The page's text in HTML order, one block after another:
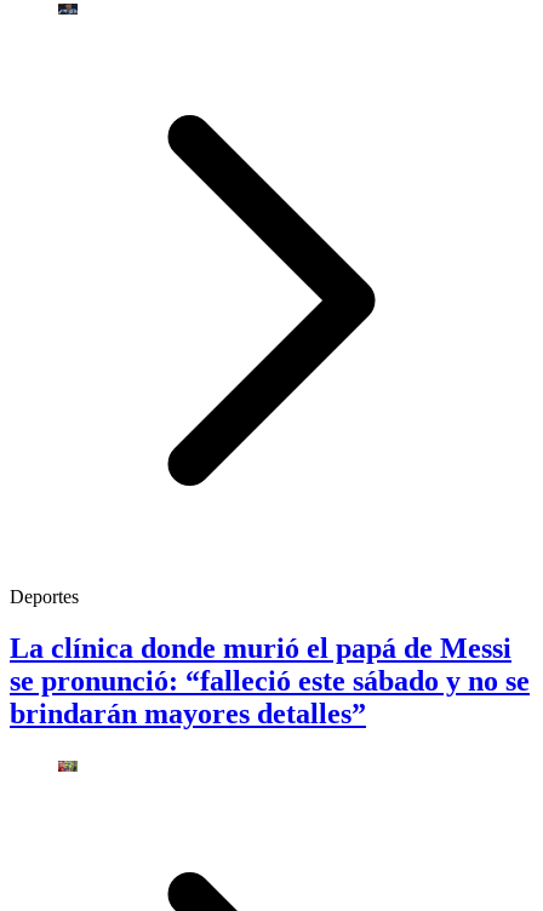
Deportes
La clínica donde murió el papá de Messi
se pronunció: “falleció este sábado y no se
brindarán mayores detalles”